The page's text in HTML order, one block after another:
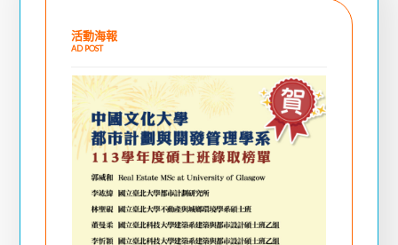
活動海報
AD POST